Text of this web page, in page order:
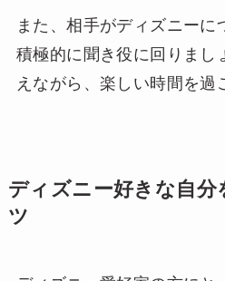
また、相手がディズニーに
積極的に聞き役に回りまし
えながら、楽しい時間を過
ディズニー好きな自分
ツ